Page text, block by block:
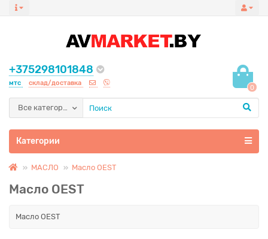
+375298101848
мтс склад/доставка
0
Все категории
Категории
МАСЛО Масло OEST
Масло OEST
Масло OEST